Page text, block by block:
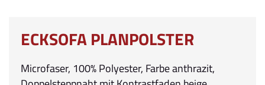
ECKSOFA PLANPOLSTER
Microfaser, 100% Polyester, Farbe anthrazit,